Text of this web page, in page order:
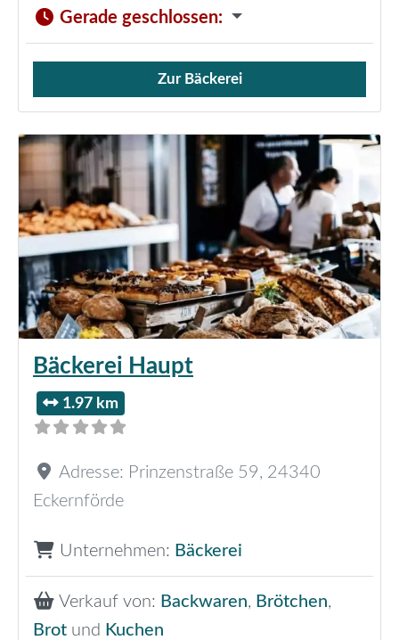
Gerade geschlossen:
Verkauf von Brötchen,
Zur Bäckerei
Bäckerei Haupt
1.97 km
Adresse: Prinzenstraße 59, 24340
Eckernförde
Unternehmen: Bäckerei
Verkauf von: Backwaren, Brötchen,
Brot und Kuchen